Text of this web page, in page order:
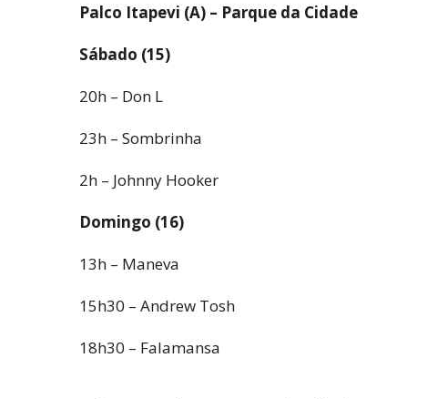
Palco Itapevi (A) – Parque da Cidade
Sábado (15)
20h – Don L
23h – Sombrinha
2h – Johnny Hooker
Domingo (16)
13h – Maneva
15h30 – Andrew Tosh
18h30 – Falamansa